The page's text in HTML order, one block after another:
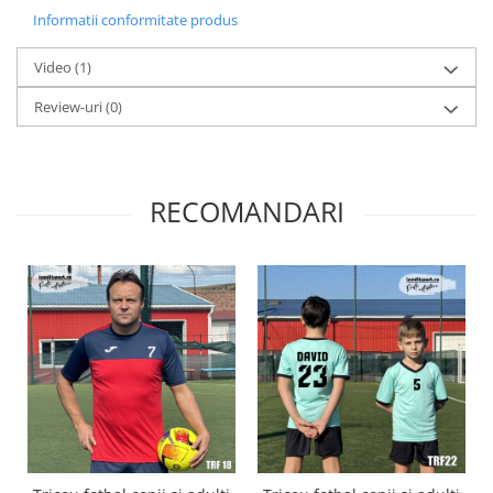
Informatii conformitate produs
Video (1)
Review-uri(0)
RECOMANDARI